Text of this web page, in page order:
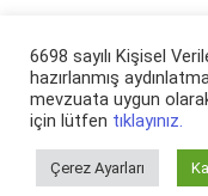
©
6698 sayılı Kişisel
hazırlanmış
mevzuata uygun
için lütfen tıklayınız.
Çerez Ayarları